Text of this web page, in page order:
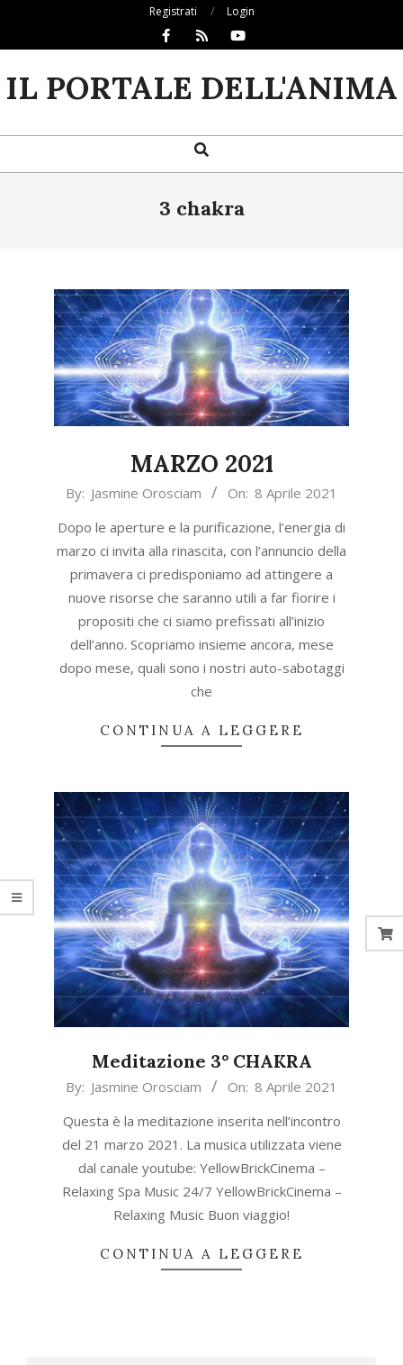
Registrati Login
IL PORTALE DELL'ANIMA
Navigation
Search
3 chakra
MARZO 2021
2021-
08
By: Jasmine Orosciam On: 8 Aprile 2021
Dopo le aperture e la purificazione, l’energia di
marzo ci invita alla rinascita, con l’annuncio della
primavera ci predisponiamo ad attingere a
nuove risorse che saranno utili a far fiorire i
propositi che ci siamo prefissati all’inizio
dell’anno. Scopriamo insieme ancora, mese
dopo mese, quali sono i nostri auto-sabotaggi
che
CONTINUA A LEGGERE
Meditazione 3° CHAKRA
2021-
08
By: Jasmine Orosciam On: 8 Aprile 2021
Questa è la meditazione inserita nell’incontro
del 21 marzo 2021. La musica utilizzata viene
dal canale youtube: YellowBrickCinema –
Relaxing Spa Music 24/7 YellowBrickCinema –
Relaxing Music Buon viaggio!
CONTINUA A LEGGERE